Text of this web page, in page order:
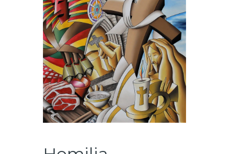
NOTÍCIAS
AGENDA
MULTIMÉDIA
SENTIR COM A IGREJA
CONTACTOS